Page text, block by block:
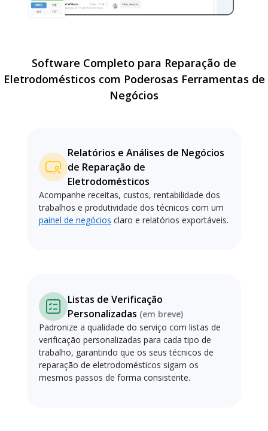
Software Completo para Reparação de
Eletrodomésticos com Poderosas Ferramentas de
Negócios
Relatórios e Análises de Negócios
de Reparação de
Eletrodomésticos
Acompanhe receitas, custos, rentabilidade dos
trabalhos e produtividade dos técnicos com um
painel de negócios claro e relatórios exportáveis.
Listas de Verificação
Personalizadas (em breve)
Padronize a qualidade do serviço com listas de
verificação personalizadas para cada tipo de
trabalho, garantindo que os seus técnicos de
reparação de eletrodomésticos sigam os
mesmos passos de forma consistente.